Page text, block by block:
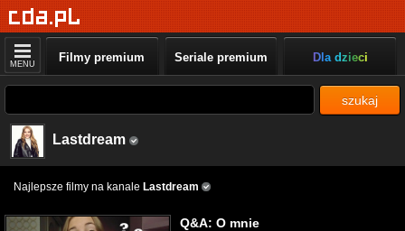
MENU Filmy premium Seriale premium Dla dzieci
szukaj
Lastdream
Najlepsze filmy na kanale Lastdream
Q&A: O mnie